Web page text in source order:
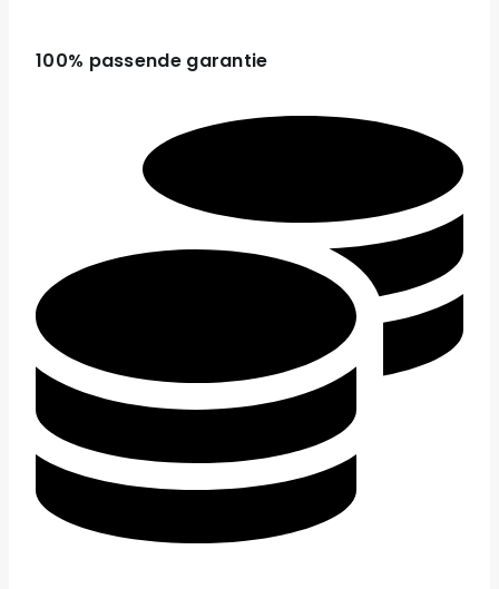
100% passende garantie